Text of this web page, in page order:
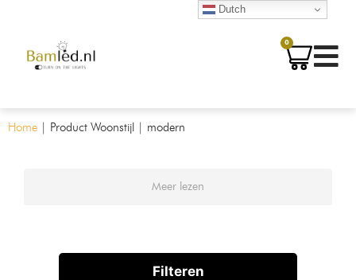
0
Home | Product Woonstijl | modern
Meer lezen
Filteren
Dutch